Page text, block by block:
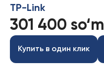
TP-Link
301 400 so‘m
Купить в один клик